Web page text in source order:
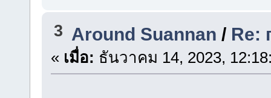
3 Around Suannan / Re:
« เมื่อ: ธันวาคม 14, 2023,